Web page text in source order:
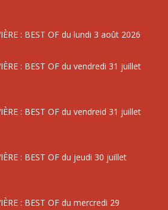
: BEST OF du lundi 3 août 2026
: BEST OF du vendredi 31 juillet
: BEST OF du vendreid 31 juillet
: BEST OF du jeudi 30 juillet
: BEST OF du mercredi 29